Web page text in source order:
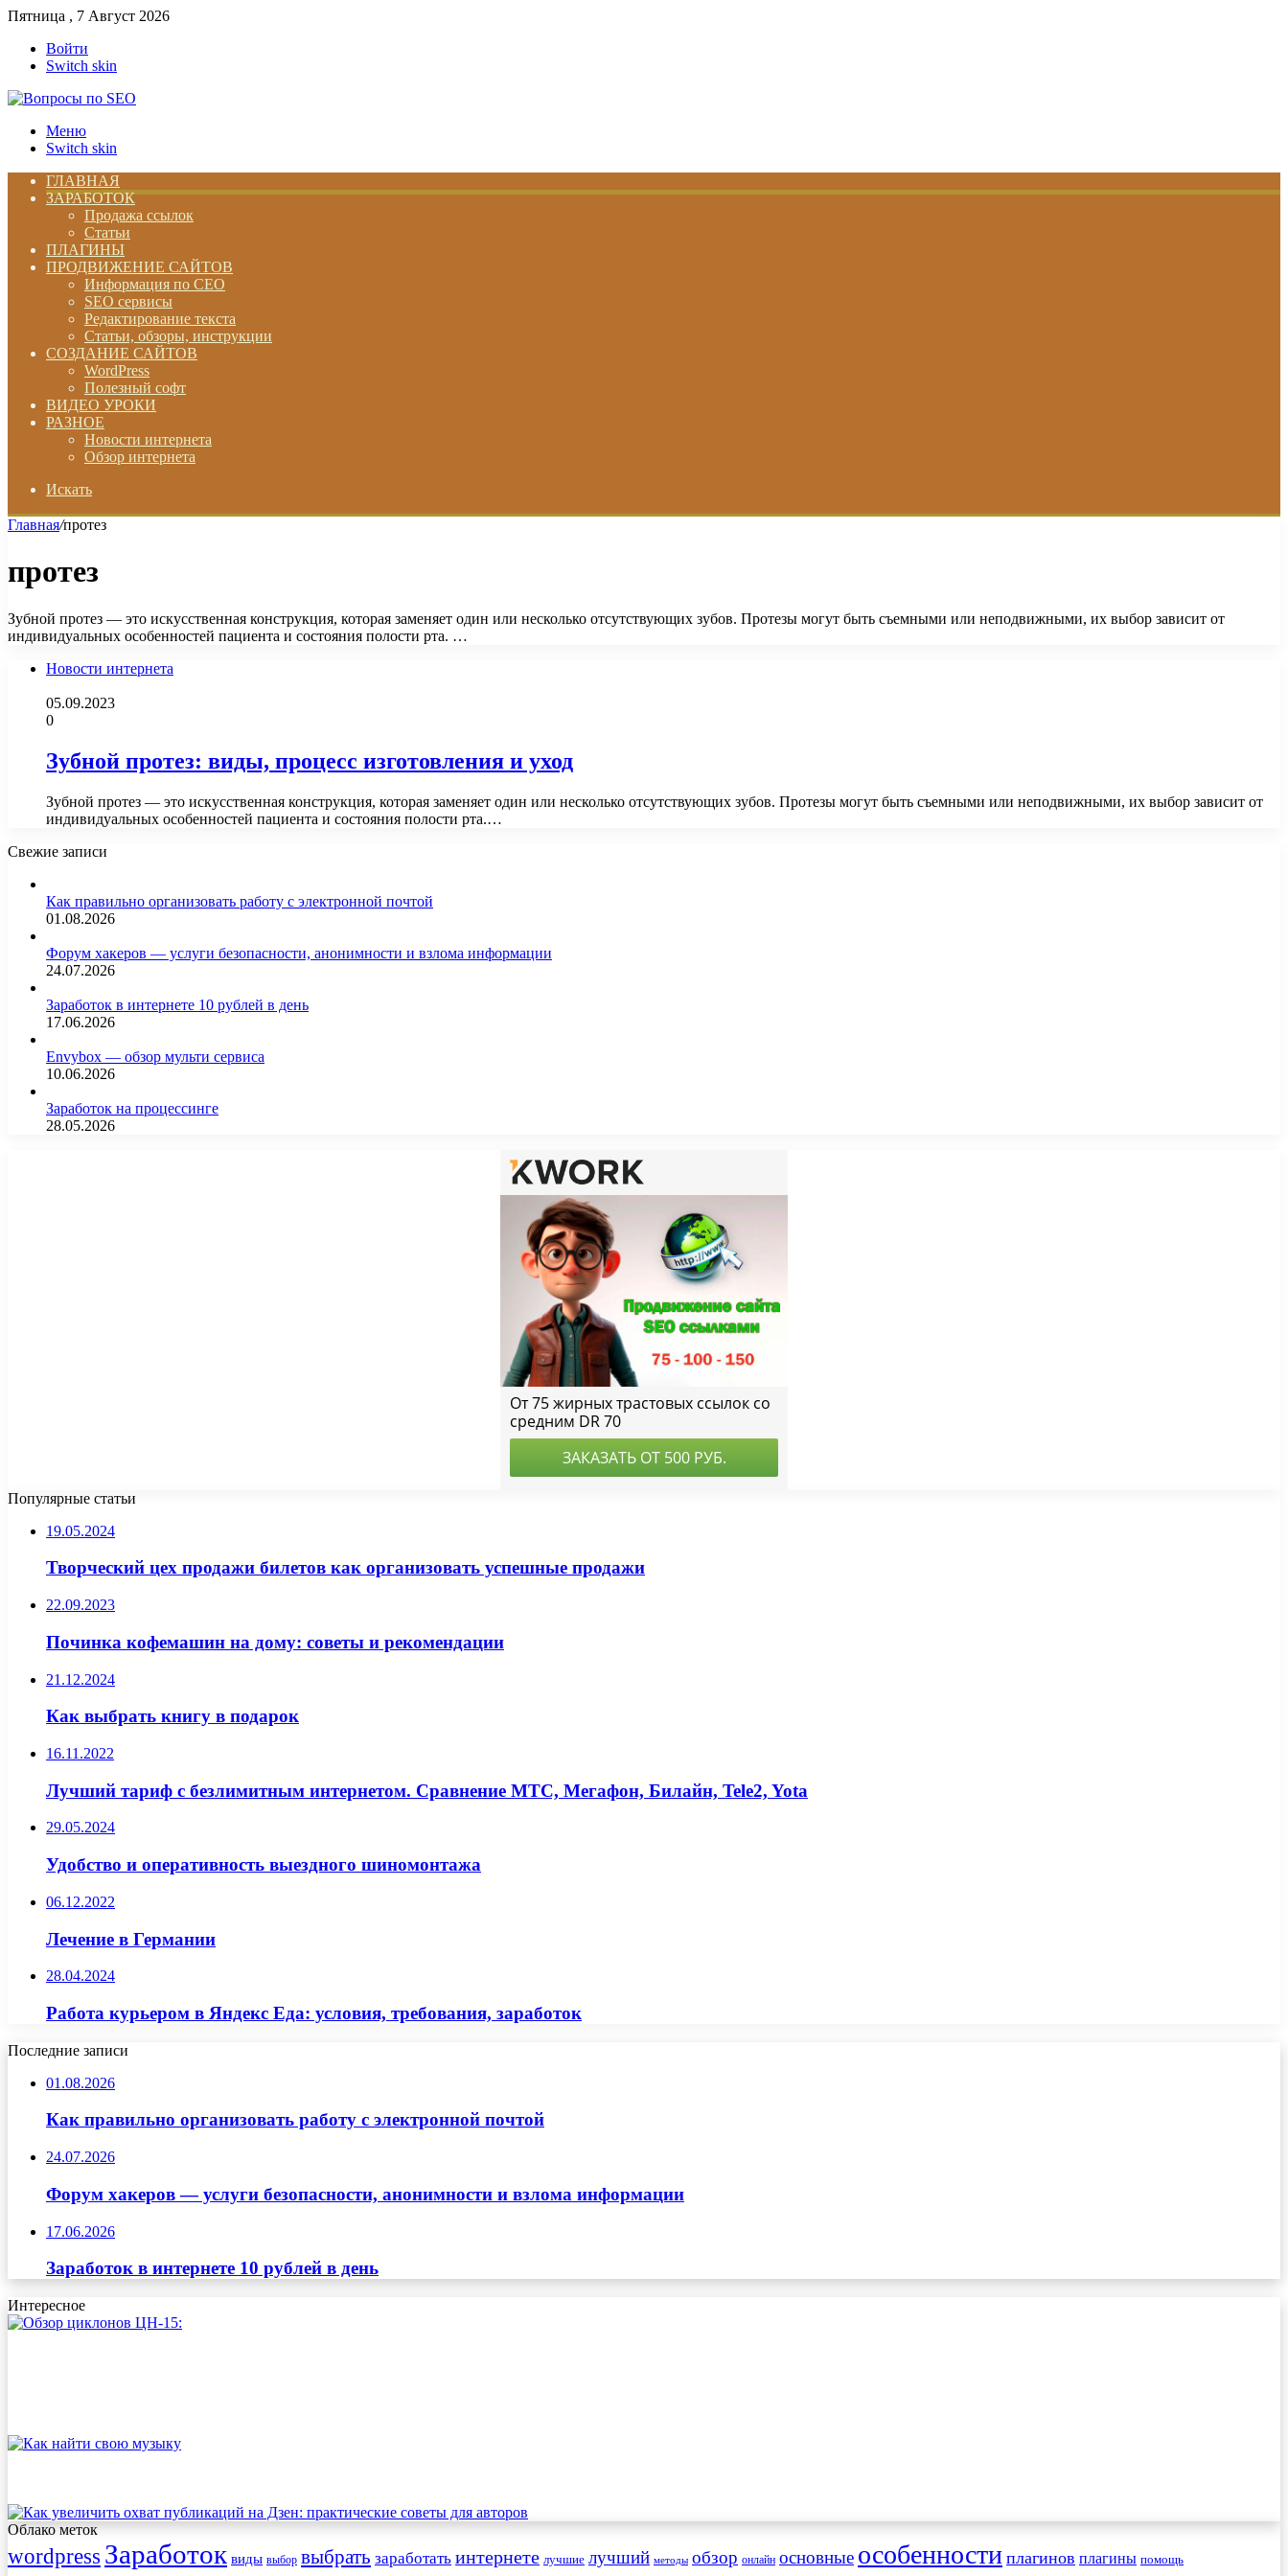
Пятница , 7 Август 2026
Войти
Switch skin
Меню
Switch skin
ГЛАВНАЯ
ЗАРАБОТОК
Продажа ссылок
Статьи
ПЛАГИНЫ
ПРОДВИЖЕНИЕ САЙТОВ
Информация по СЕО
SEO сервисы
Редактирование текста
Статьи, обзоры, инструкции
СОЗДАНИЕ САЙТОВ
WordPress
Полезный софт
ВИДЕО УРОКИ
РАЗНОЕ
Новости интернета
Обзор интернета
Искать
Главная/протез
протез
Зубной протез — это искусственная конструкция, которая заменяет один или несколько отсутствующих зубов. Протезы могут быть съемными или неподвижными, их выбор зависит от
индивидуальных особенностей пациента и состояния полости рта. …
Новости интернета
05.09.2023
0
Зубной протез: виды, процесс изготовления и уход
Зубной протез — это искусственная конструкция, которая заменяет один или несколько отсутствующих зубов. Протезы могут быть съемными или неподвижными, их выбор зависит от
индивидуальных особенностей пациента и состояния полости рта.…
Свежие записи
Как правильно организовать работу с электронной почтой
01.08.2026
Форум хакеров — услуги безопасности, анонимности и взлома информации
24.07.2026
Заработок в интернете 10 рублей в день
17.06.2026
Envybox — обзор мульти сервиса
10.06.2026
Заработок на процессинге
28.05.2026
Популярные статьи
19.05.2024
Творческий цех продажи билетов как организовать успешные продажи
22.09.2023
Починка кофемашин на дому: советы и рекомендации
21.12.2024
Как выбрать книгу в подарок
16.11.2022
Лучший тариф с безлимитным интернетом. Сравнение МТС, Мегафон, Билайн, Tele2, Yota
29.05.2024
Удобство и оперативность выездного шиномонтажа
06.12.2022
Лечение в Германии
28.04.2024
Работа курьером в Яндекс Еда: условия, требования, заработок
Последние записи
01.08.2026
Как правильно организовать работу с электронной почтой
24.07.2026
Форум хакеров — услуги безопасности, анонимности и взлома информации
17.06.2026
Заработок в интернете 10 рублей в день
Интересное
Облако меток
wordpress Заработок виды выбор выбрать заработать интернете лучшие лучший методы обзор онлайн основные особенности плагинов плагины помощь